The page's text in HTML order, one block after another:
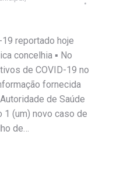
reportado hoje
concelhia ▪️ No
de COVID-19 no
fornecida
de Saúde
1 (um) novo caso de
de…